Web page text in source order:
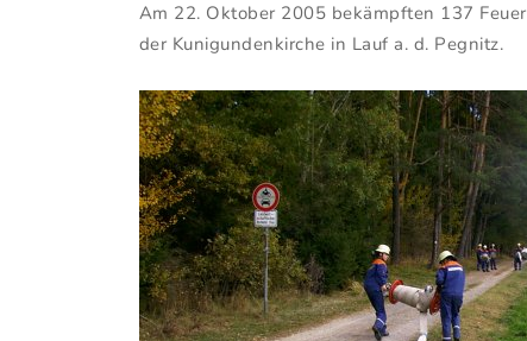
Am 22. Oktober 2005 bekämpften 137
der Kunigundenkirche in Lauf a. d. Pegnitz.